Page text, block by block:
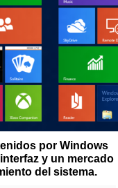
por Windows
y un mercado
del sistema.